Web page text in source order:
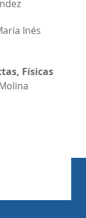
Inés
Físicas